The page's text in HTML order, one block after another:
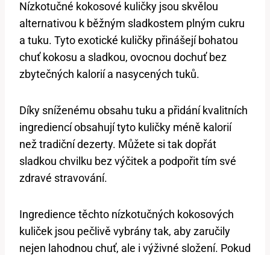
Nízkotučné kokosové kuličky jsou skvělou
alternativou k běžným sladkostem plným cukru
a tuku. Tyto exotické kuličky přinášejí bohatou
chuť kokosu a sladkou, ovocnou dochuť bez
zbytečných kalorií a nasycených tuků.
Díky sníženému obsahu tuku a přidání kvalitních
ingrediencí obsahují tyto kuličky méně kalorií
než tradiční dezerty. Můžete si tak dopřát
sladkou chvilku bez výčitek a podpořit tím své
zdravé stravování.
Ingredience těchto nízkotučných kokosových
kuliček jsou pečlivě vybrány tak, aby zaručily
nejen lahodnou chuť, ale i výživné složení. Pokud